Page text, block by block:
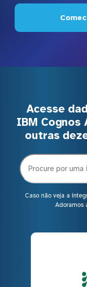
Acesse
IBM Cognos
outras
Caso não veja a
Adoramos